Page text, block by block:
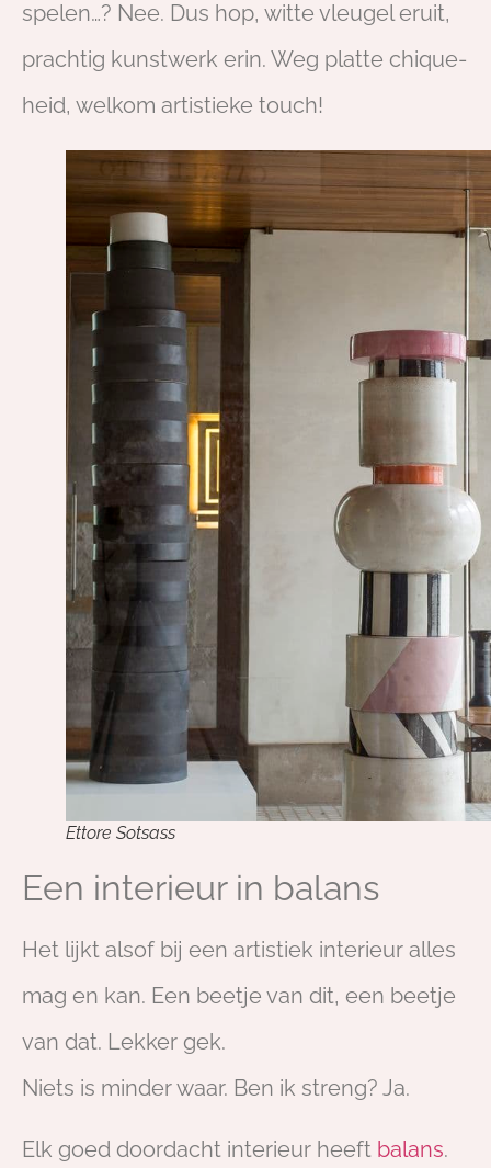
spelen…? Nee. Dus hop, witte vleugel eruit,
prachtig kunstwerk erin. Weg platte chique-
heid, welkom artistieke touch!
Ettore Sotsass
Een interieur in balans
Het lijkt alsof bij een artistiek interieur alles
mag en kan. Een beetje van dit, een beetje
van dat. Lekker gek.
Niets is minder waar. Ben ik streng? Ja.
Elk goed doordacht interieur heeft balans.